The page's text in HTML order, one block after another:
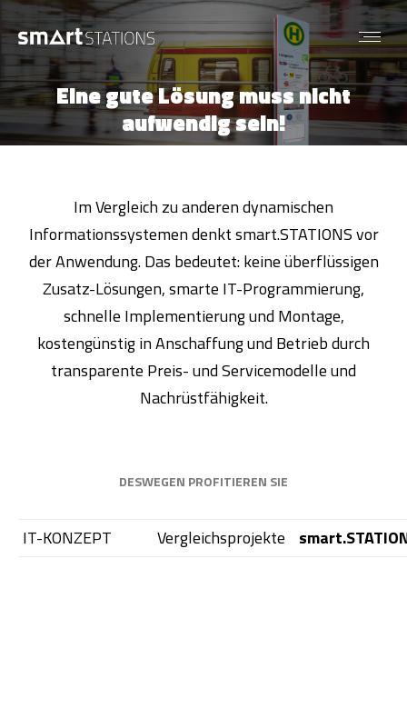
Eine gute Lösung muss nicht
aufwendig sein!
Sie befinden sich hier:
Im Vergleich zu anderen dynamischen
Informationssystemen denkt smart.STATIONS vor
der Anwendung. Das bedeutet: keine überflüssigen
Zusatz-Lösungen, smarte IT-Programmierung,
schnelle Implementierung und Montage,
kostengünstig in Anschaffung und Betrieb durch
transparente Preis- und Servicemodelle und
Nachrüstfähigkeit.
DESWEGEN PROFITIEREN SIE
IT-KONZEPT Vergleichsprojekte